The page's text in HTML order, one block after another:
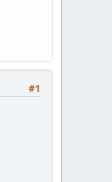
#1